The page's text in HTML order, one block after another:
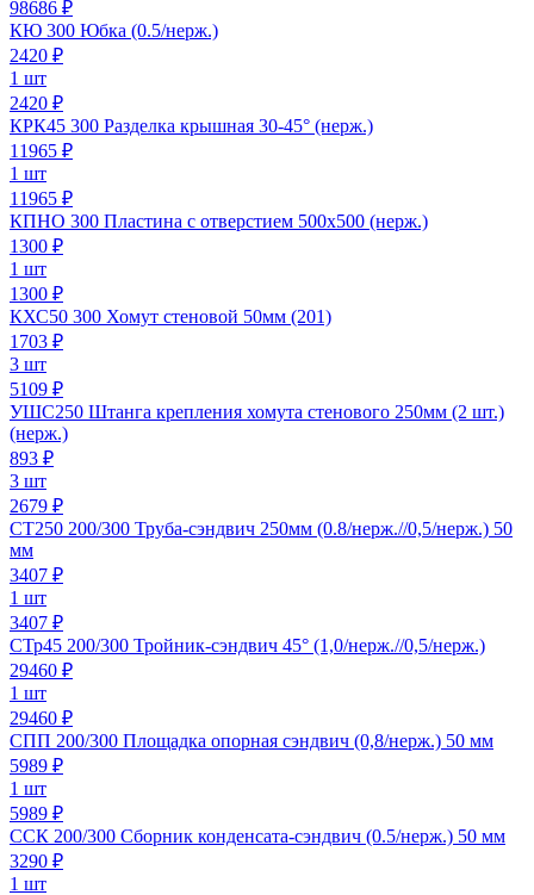
98686 ₽
КЮ 300 Юбка (0.5/нерж.)
2420 ₽
1 шт
2420 ₽
КРК45 300 Разделка крышная 30-45° (нерж.)
11965 ₽
1 шт
11965 ₽
КПНО 300 Пластина с отверстием 500х500 (нерж.)
1300 ₽
1 шт
1300 ₽
КХС50 300 Хомут стеновой 50мм (201)
1703 ₽
3 шт
5109 ₽
УШС250 Штанга крепления хомута стенового 250мм (2 шт.)
(нерж.)
893 ₽
3 шт
2679 ₽
СТ250 200/300 Труба-сэндвич 250мм (0.8/нерж.//0,5/нерж.) 50
мм
3407 ₽
1 шт
3407 ₽
СТр45 200/300 Тройник-сэндвич 45° (1,0/нерж.//0,5/нерж.)
29460 ₽
1 шт
29460 ₽
СПП 200/300 Площадка опорная сэндвич (0,8/нерж.) 50 мм
5989 ₽
1 шт
5989 ₽
ССК 200/300 Сборник конденсата-сэндвич (0.5/нерж.) 50 мм
3290 ₽
1 шт